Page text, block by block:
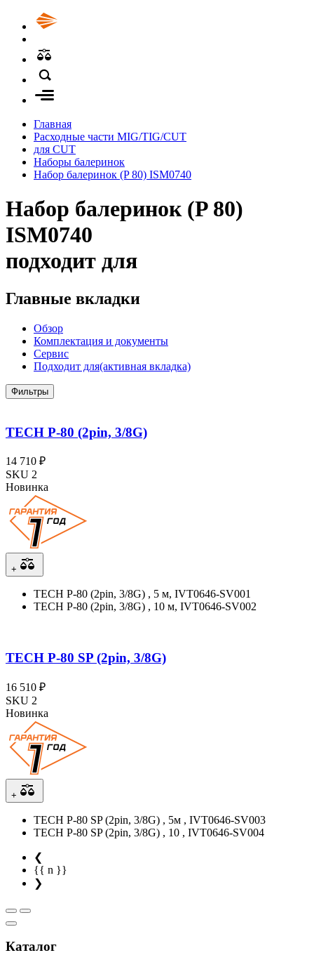
Главная
Расходные части MIG/TIG/CUT
для CUT
Наборы балеринок
Набор балеринок (P 80) ISM0740
Набор балеринок (P 80)
ISM0740
подходит для
Главные вкладки
Обзор
Комплектация и документы
Сервис
Подходит для(активная вкладка)
Фильтры
TECH P-80 (2pin, 3/8G)
14 710 ₽
SKU 2
Новинка
+
TECH P-80 (2pin, 3/8G) , 5 м, IVT0646-SV001
TECH P-80 (2pin, 3/8G) , 10 м, IVT0646-SV002
TECH P-80 SP (2pin, 3/8G)
16 510 ₽
SKU 2
Новинка
+
TECH P-80 SP (2pin, 3/8G) , 5м , IVT0646-SV003
TECH P-80 SP (2pin, 3/8G) , 10 , IVT0646-SV004
❮
{{ n }}
❯
Каталог